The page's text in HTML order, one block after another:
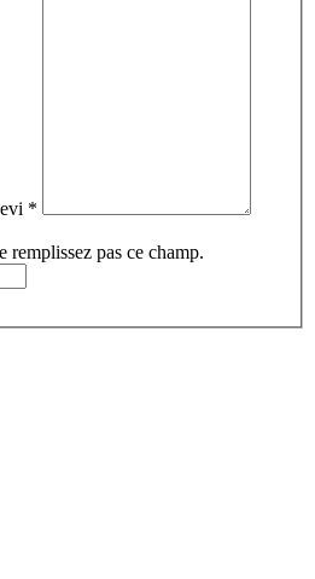
*
remplissez pas ce champ.